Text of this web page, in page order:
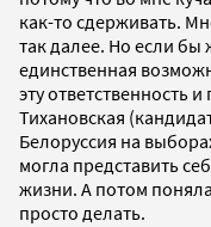
как-то сдерживать.
так далее. Но если бы
единственная
эту ответственность
Тихановская
Белоруссия на
могла представить
жизни. А потом
просто делать.